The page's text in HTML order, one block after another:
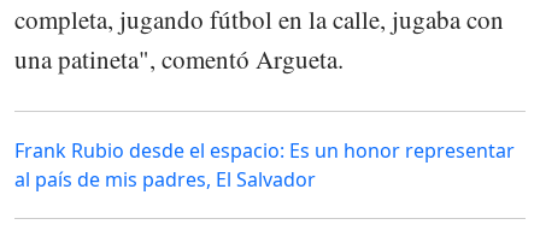
completa, jugando fútbol en la calle, jugaba con
una patineta", comentó Argueta.
Frank Rubio desde el espacio: Es un honor representar
al país de mis padres, El Salvador